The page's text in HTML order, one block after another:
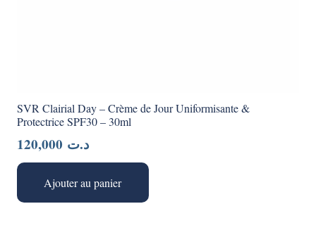
SVR Clairial Day – Crème de Jour Uniformisante &
Protectrice SPF30 – 30ml
د.ت
Ajouter au panier